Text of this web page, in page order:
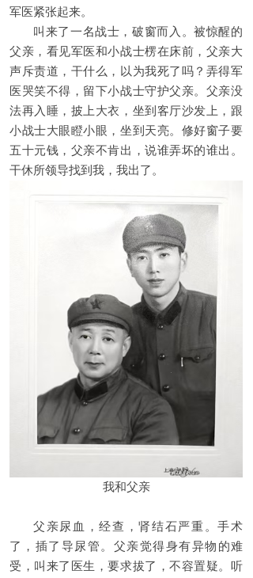
军医紧张起来。
叫来了一名战士，破窗而入。被惊醒的
父亲，看见军医和小战士楞在床前，父亲大
声斥责道，干什么，以为我死了吗？弄得军
医哭笑不得，留下小战士守护父亲。父亲没
法再入睡，披上大衣，坐到客厅沙发上，跟
小战士大眼瞪小眼，坐到天亮。修好窗子要
五十元钱，父亲不肯出，说谁弄坏的谁出。
干休所领导找到我，我出了。
我和父亲
父亲尿血，经查，肾结石严重。手术
了，插了导尿管。父亲觉得身有异物的难
受，叫来了医生，要求拔了，不容置疑。听